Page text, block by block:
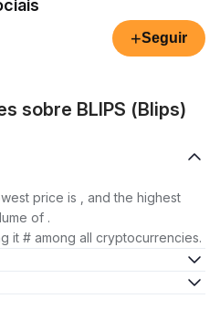
+Seguir
sobre BLIPS (Blips)
price is , and the highest
of .
it # among all cryptocurrencies.